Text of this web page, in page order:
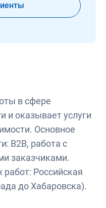
в сфере
и оказывает услуги
Основное
В2В, работа с
заказчиками.
Российская
до Хабаровска).